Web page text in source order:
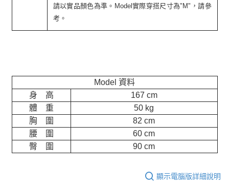
請以實品顏色為準。Model實際穿搭尺寸為"M"，請參
考。
Model 資料
身 高
167 cm
體 重
50 kg
胸 圍
82 cm
腰 圍
60 cm
臀 圍
90 cm
顯示電腦版詳細說明